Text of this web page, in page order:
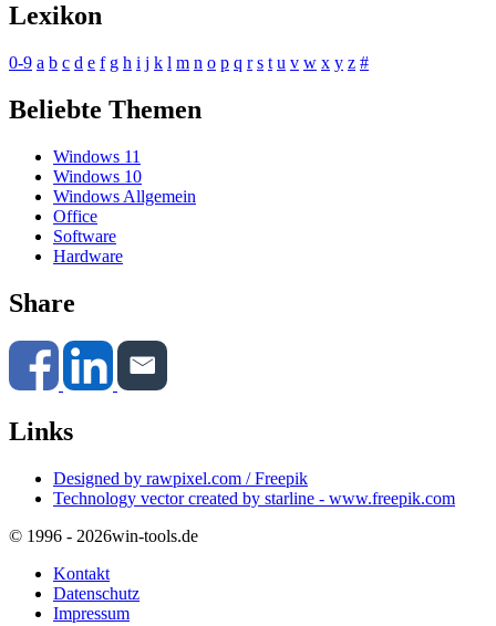
Lexikon
0-9 a b c d e f g h i j k l m n o p q r s t u v w x y z #
Beliebte Themen
Windows 11
Windows 10
Windows Allgemein
Office
Software
Hardware
Share
Links
Designed by rawpixel.com / Freepik
Technology vector created by starline - www.freepik.com
© 1996 - 2026win-tools.de
Kontakt
Datenschutz
Impressum